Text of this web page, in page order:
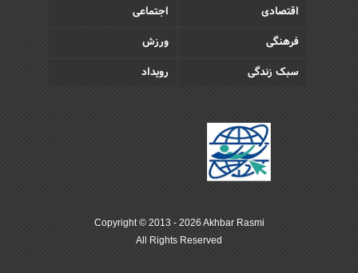
اقتصادی
اجتماعی
فرهنگی
ورزش
سبک زندگی
رویداد
Copyright © 2013 - 2026 Akhbar Rasmi
All Rights Reserved